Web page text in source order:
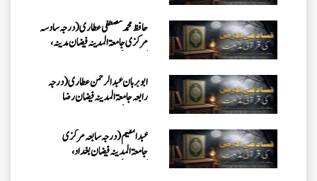
حافظ محمد مصطفٰی عطاری (درجہ سادسہ
مرکزی جامعۃالمدينہ فیضان مدینہ،
ابو برہان عبدالرحمن عطاری (درجہ
رابعہ جامعۃالمدینہ فیضان رضا
عبدالمقیم (درجہ سابعہ مرکزی
جامعۃالمدینہ فیضان بغداد،